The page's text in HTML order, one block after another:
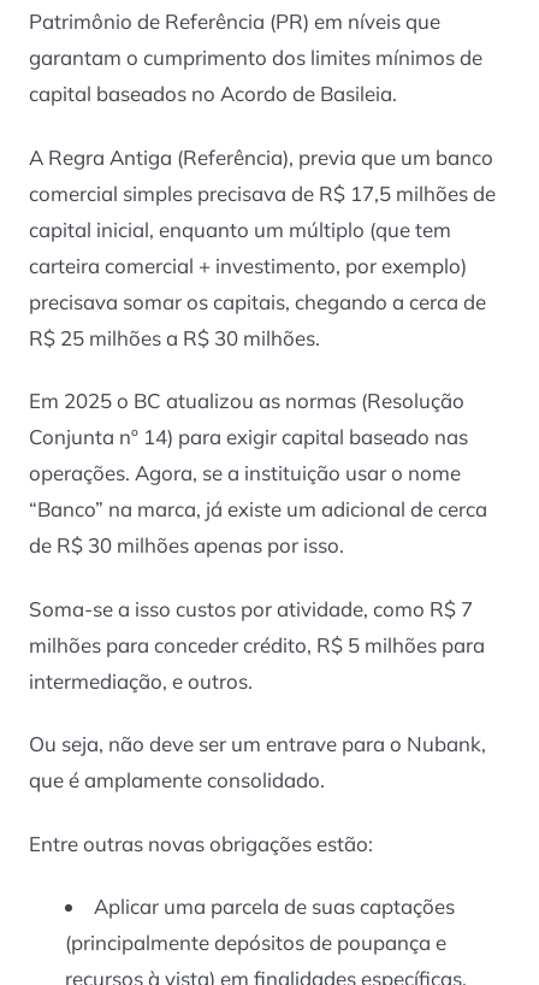
Patrimônio de Referência (PR) em níveis que
garantam o cumprimento dos limites mínimos de
capital baseados no Acordo de Basileia.
A Regra Antiga (Referência), previa que um banco
comercial simples precisava de R$ 17,5 milhões de
capital inicial, enquanto um múltiplo (que tem
carteira comercial + investimento, por exemplo)
precisava somar os capitais, chegando a cerca de
R$ 25 milhões a R$ 30 milhões.
Em 2025 o BC atualizou as normas (Resolução
Conjunta nº 14) para exigir capital baseado nas
operações. Agora, se a instituição usar o nome
“Banco” na marca, já existe um adicional de cerca
de R$ 30 milhões apenas por isso.
Soma-se a isso custos por atividade, como R$ 7
milhões para conceder crédito, R$ 5 milhões para
intermediação, e outros.
Ou seja, não deve ser um entrave para o Nubank,
que é amplamente consolidado.
Entre outras novas obrigações estão:
Aplicar uma parcela de suas captações
(principalmente depósitos de poupança e
recursos à vista) em finalidades específicas,